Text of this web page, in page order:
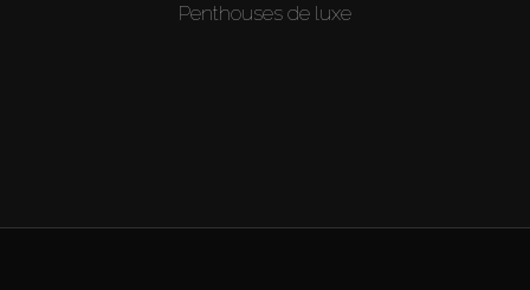
Penthouses de luxe